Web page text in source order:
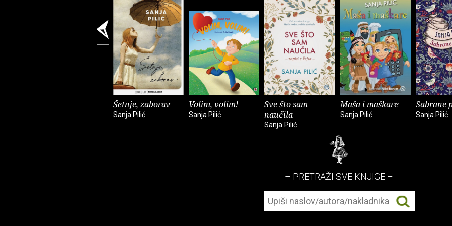
Šetnje, zaborav
Sanja Pilić
Volim, volim!
Sanja Pilić
Sve što sam
naučila
Sanja Pilić
Maša i maškare
Sanja Pilić
Sabrane
Sanja Pilić
– PRETRAŽI SVE KNJIGE –